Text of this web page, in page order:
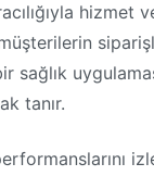
hizmet
tanır.